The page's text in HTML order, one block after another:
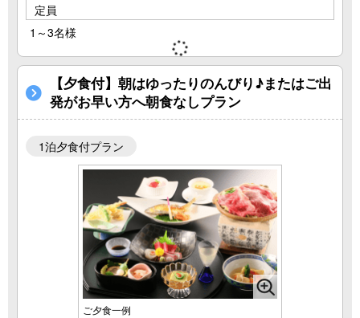
定員
1～3名様
【夕食付】朝はゆったりのんびり♪またはご出
発がお早い方へ朝食なしプラン
1泊夕食付プラン
ご夕食一例